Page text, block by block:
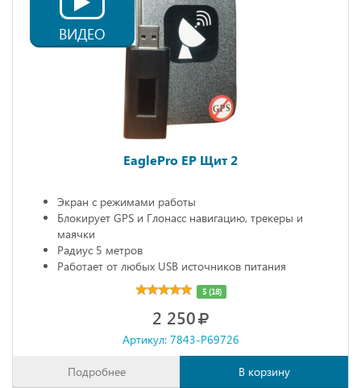
ВИДЕО
EaglePro EP Щит 2
Экран с режимами работы
Блокирует GPS и Глонасс навигацию, трекеры и
маячки
Радиус 5 метров
Работает от любых USB источников питания
Габариты: 68х20х10 мм
5 (18)
2 250
Артикул: 7843-P69726
Подробнее В корзину